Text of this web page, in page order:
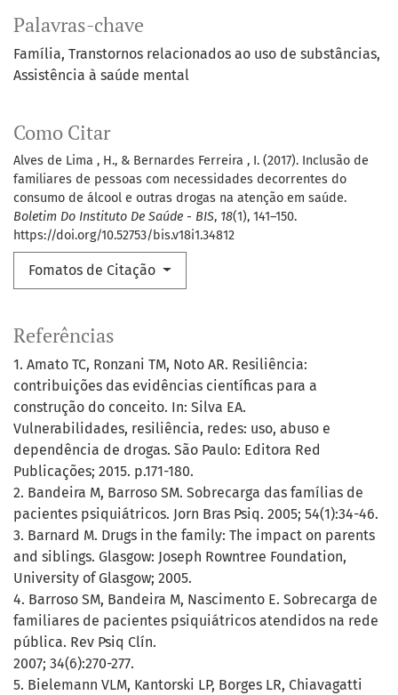
Palavras-chave
Família Transtornos relacionados ao uso de substâncias
Assistência à saúde mental
Como Citar
Alves de Lima , H., & Bernardes Ferreira , I. (2017). Inclusão de
familiares de pessoas com necessidades decorrentes do
consumo de álcool e outras drogas na atenção em saúde.
Boletim Do Instituto De Saúde - BIS, 18(1), 141–150.
https://doi.org/10.52753/bis.v18i1.34812
Fomatos de Citação
Referências
1. Amato TC, Ronzani TM, Noto AR. Resiliência:
contribuições das evidências científicas para a
construção do conceito. In: Silva EA.
Vulnerabilidades, resiliência, redes: uso, abuso e
dependência de drogas. São Paulo: Editora Red
Publicações; 2015. p.171-180.
2. Bandeira M, Barroso SM. Sobrecarga das famílias de
pacientes psiquiátricos. Jorn Bras Psiq. 2005; 54(1):34-46.
3. Barnard M. Drugs in the family: The impact on parents
and siblings. Glasgow: Joseph Rowntree Foundation,
University of Glasgow; 2005.
4. Barroso SM, Bandeira M, Nascimento E. Sobrecarga de
familiares de pacientes psiquiátricos atendidos na rede
pública. Rev Psiq Clín.
2007; 34(6):270-277.
5. Bielemann VLM, Kantorski LP, Borges LR, Chiavagatti